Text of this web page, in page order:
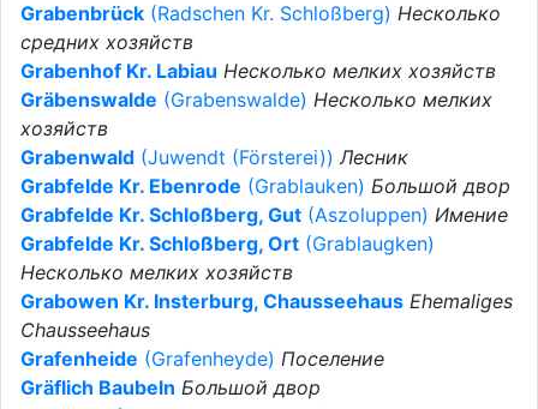
Grabenbrück (Radschen Kr. Schloßberg) Несколько
средних хозяйств
Grabenhof Kr. Labiau Несколько мелких хозяйств
Gräbenswalde (Grabenswalde) Несколько мелких
хозяйств
Grabenwald (Juwendt (Försterei))Лесник
Grabfelde Kr. Ebenrode (Grablauken) Большой двор
Grabfelde Kr. Schloßberg, Gut (Aszoluppen) Имение
Grabfelde Kr. Schloßberg, Ort (Grablaugken)
Несколько мелких хозяйств
Grabowen Kr. Insterburg, Chausseehaus Ehemaliges
Chausseehaus
Grafenheide (Grafenheyde) Поселение
Gräflich Baubeln Большой двор